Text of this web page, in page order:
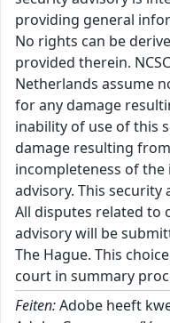
providing general
No rights can be
provided therein.
Netherlands assume
for any damage
inability of use of this
damage resulting
incompleteness of
advisory. This security
All disputes related to
advisory will be
The Hague. This
court in summary
Feiten:Adobe heeft